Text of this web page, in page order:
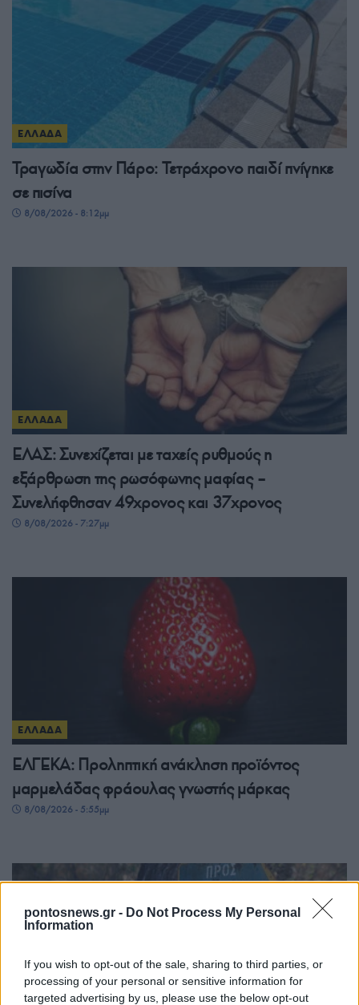
pontosnews.gr - Do Not Process My Personal
Information
If you wish to opt-out of the sale, sharing to third parties, or
processing of your personal or sensitive information for
targeted advertising by us, please use the below opt-out
ΕΛΛΑΔΑ
Τραγωδία στην Πάρο: Τετράχρονο παιδί πνίγηκε
σε πισίνα
8/08/2026 - 8:12μμ
ΕΛΛΑΔΑ
ΕΛΑΣ: Συνεχίζεται με ταχείς ρυθμούς η
εξάρθρωση της ρωσόφωνης μαφίας –
Συνελήφθησαν 49χρονος και 37χρονος
8/08/2026 - 7:27μμ
ΕΛΛΑΔΑ
ΕΛΓΕΚΑ: Προληπτική ανάκληση προϊόντος
μαρμελάδας φράουλας γνωστής μάρκας
8/08/2026 - 5:55μμ